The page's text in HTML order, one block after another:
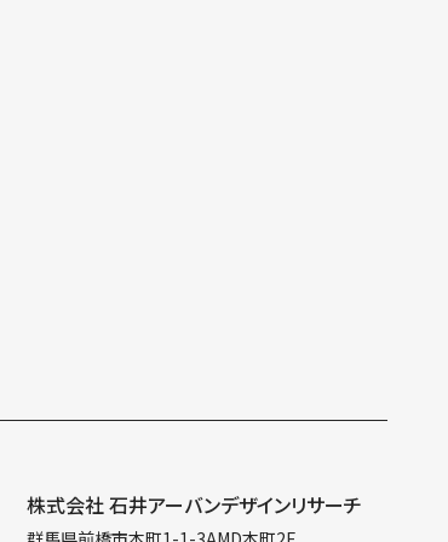
株式会社 石井アーバンデザインリサーチ